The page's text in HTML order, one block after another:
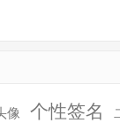
像 个性签名